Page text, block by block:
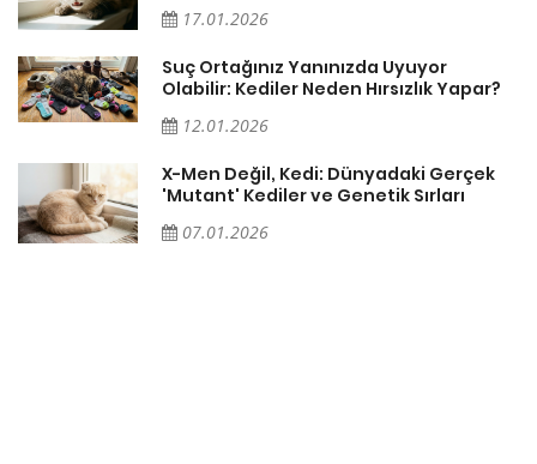
17.01.2026
Suç Ortağınız Yanınızda Uyuyor
Olabilir: Kediler Neden Hırsızlık Yapar?
12.01.2026
X-Men Değil, Kedi: Dünyadaki Gerçek
'Mutant' Kediler ve Genetik Sırları
07.01.2026